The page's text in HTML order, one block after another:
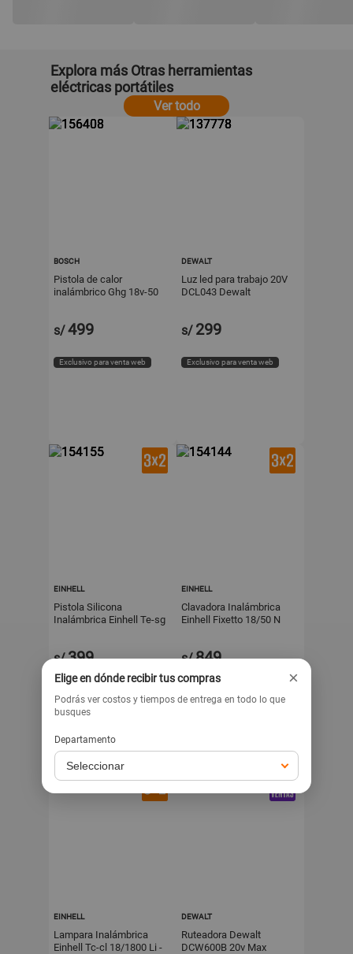
Explora más Otras herramientas
eléctricas portátiles
Ver todo
BOSCH
Pistola de calor
inalámbrico Ghg 18v-50
s/499
Exclusivo para venta web
DEWALT
Luz led para trabajo 20V
DCL043 Dewalt
s/ 299
Exclusivo para venta web
EINHELL
Pistola Silicona
Inalámbrica Einhell Te-sg
s/399
EINHELL
Clavadora Inalámbrica
Einhell Fixetto 18/50 N
s/849
EINHELL
Lampara Inalámbrica
Einhell Tc-cl 18/1800 Li -
DEWALT
Ruteadora Dewalt
DCW600B 20v Max
Elige en dónde recibir tus compras ×
Podrás ver costos y tiempos de entrega en todo lo que
busques
Departamento